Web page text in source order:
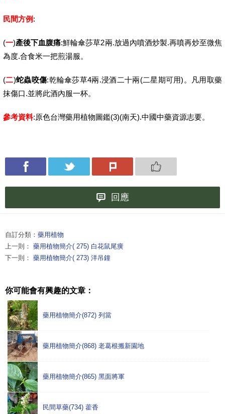
民間方例:
(一)產後下血腹痛:鮮輪傘莎草2兩.放過內噴酒炒製.再噴再炒至微焦
為度.合食米一把煎湯服。
(二)蛇蟲咬傷:乾輪傘莎草4兩.浸酒二十兩(二星期可用)。凡用取藥
抹傷口.並將此酒內服一杯。
參考資料:原色台灣藥用植物圖鑑(3)(南天).中國中藥資源志要。
回應
自訂分類： 藥用植物
上一則： 藥用植物簡介( 275) 白花鼠尾癀
下一則： 藥用植物簡介( 273) 洋吊鐘
你可能會有興趣的文章：
藥用植物簡介(872) 列當
藥用植物簡介(868) 老葛根搬新園地
藥用植物簡介(865) 黑面將軍
民間草藥(734) 藿香